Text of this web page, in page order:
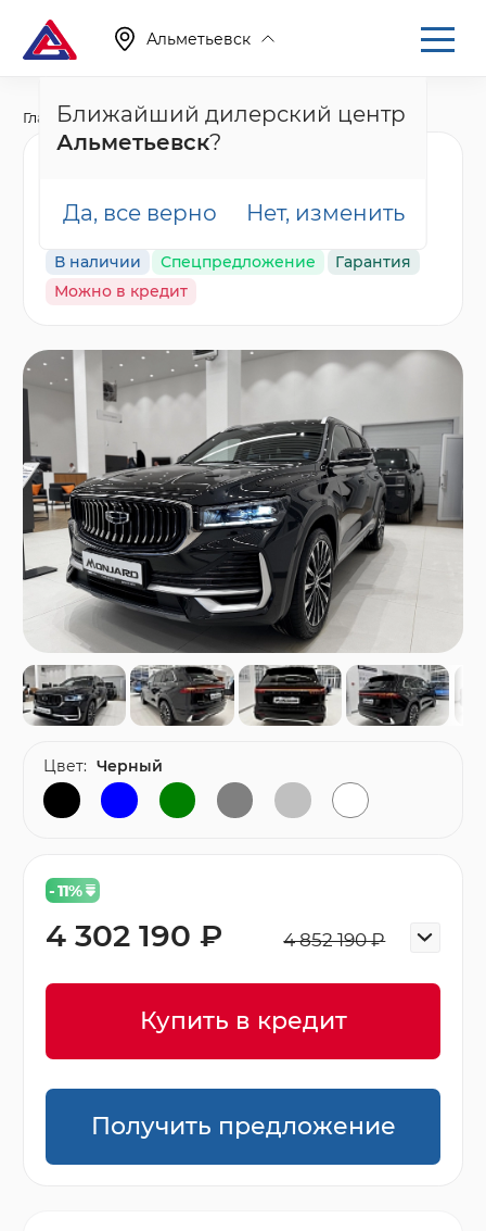
Альметьевск
Ближайший дилерский центр
Альметьевск?
Да, все верно Нет, изменить
Главная Каталог Новые автомобили Monjaro, I
Flagship, черный
В наличии Спецпредложение
Гарантия
Можно в кредит
- 11%
4 852 190 ₽
4 302 190 ₽
Купить в кредит
Получить предложение
Цвет: Черный